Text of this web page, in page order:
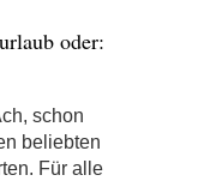
oder:
schon
beliebten
Für alle